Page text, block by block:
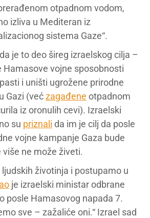
otpadnom vodom,
izliva u Mediteran iz
sistema Gaze“.
je to deo šireg izraelskog cilja –
Hamasove vojne sposobnosti
i uništi ugrožene prirodne
Gazi (većzagađene otpadnom
iz oronulih cevi). Izraelski
su priznali da im je cilj da posle
vojne kampanje Gaza bude
ne može živeti.
ljudskih životinja i postupamo u
je izraelski ministar odbrane
posle Hamasovog napada 7.
sve – zažaliće oni.“ Izrael sad